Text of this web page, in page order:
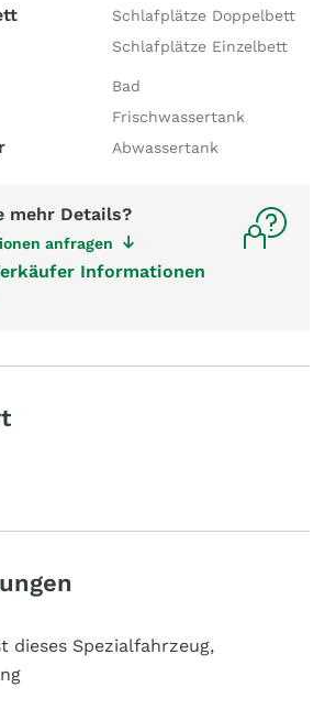
Schlafplätze Doppelbett
Schlafplätze Einzelbett
Bad
Frischwassertank
Abwassertank
mehr Details?
anfragen
Informationen
dieses Spezialfahrzeug,